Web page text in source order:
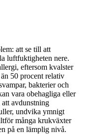
att se till att
luftfuktigheten nere.
eftersom kvalster
50 procent relativ
bakterier och
vara obehagliga eller
avdunstning
undvika ymnigt
många krukväxter
på en lämplig nivå.